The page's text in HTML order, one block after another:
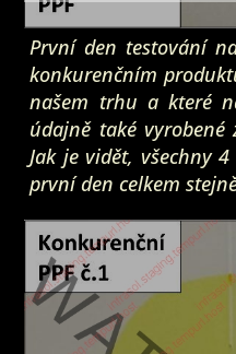
První den testování
konkurenčním
našem trhu a které
údajně také
Jak je vidět, všechny
první den celkem